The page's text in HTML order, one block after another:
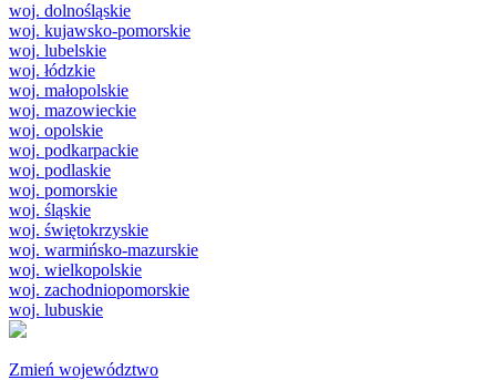
woj. dolnośląskie
woj. kujawsko-pomorskie
woj. lubelskie
woj. łódzkie
woj. małopolskie
woj. mazowieckie
woj. opolskie
woj. podkarpackie
woj. podlaskie
woj. pomorskie
woj. śląskie
woj. świętokrzyskie
woj. warmińsko-mazurskie
woj. wielkopolskie
woj. zachodniopomorskie
woj. lubuskie
Zmień województwo